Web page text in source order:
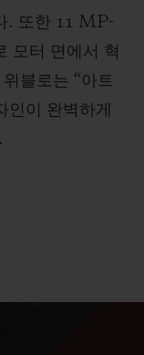
. 또한 11 MP-
모터 면에서 혁
블로는 “아트
이 완벽하게